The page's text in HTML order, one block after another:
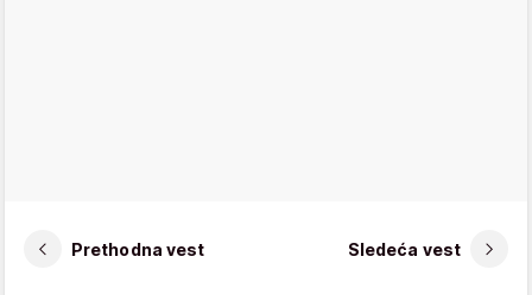
Prethodna vest Sledeća vest